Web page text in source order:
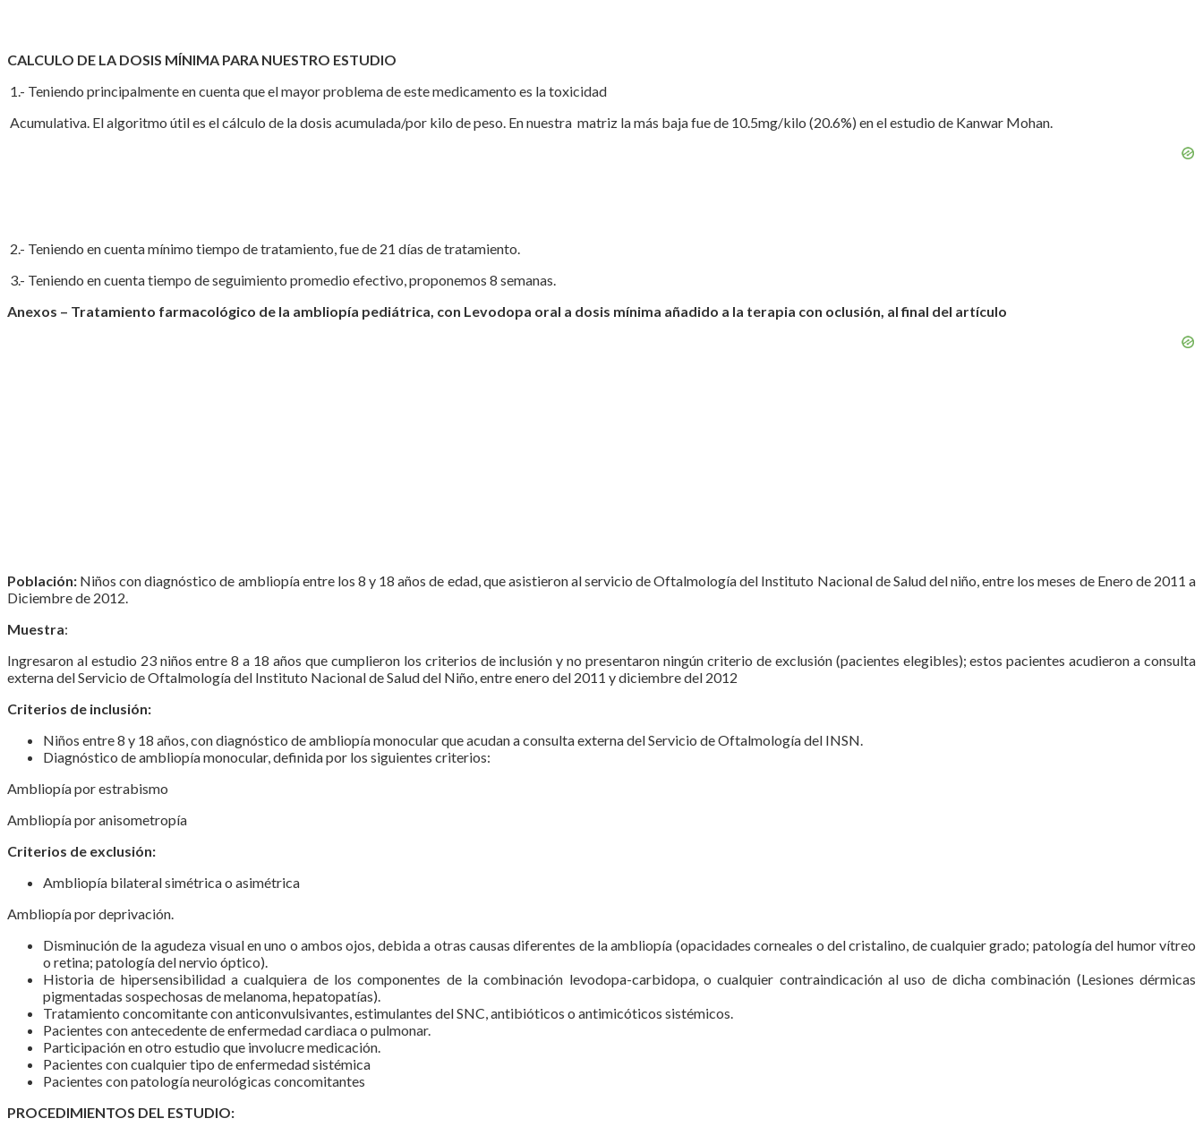
CALCULO DE LA DOSIS MÍNIMA PARA NUESTRO ESTUDIO
1.- Teniendo principalmente en cuenta que el mayor problema de este medicamento es la toxicidad
Acumulativa. El algoritmo útil es el cálculo de la dosis acumulada/por kilo de peso. En nuestra matriz la más baja fue de 10.5mg/kilo (20.6%) en el estudio de Kanwar Mohan.
2.- Teniendo en cuenta mínimo tiempo de tratamiento, fue de 21 días de tratamiento.
3.- Teniendo en cuenta tiempo de seguimiento promedio efectivo, proponemos 8 semanas.
Anexos – Tratamiento farmacológico de la ambliopía pediátrica, con Levodopa oral a dosis mínima añadido a la terapia con oclusión, al final del artículo
Población: Niños con diagnóstico de ambliopía entre los 8 y 18 años de edad, que asistieron al servicio de Oftalmología del Instituto Nacional de Salud del niño, entre los meses de Enero de 2011 a
Diciembre de 2012.
Muestra:
Ingresaron al estudio 23 niños entre 8 a 18 años que cumplieron los criterios de inclusión y no presentaron ningún criterio de exclusión (pacientes elegibles); estos pacientes acudieron a consulta
externa del Servicio de Oftalmología del Instituto Nacional de Salud del Niño, entre enero del 2011 y diciembre del 2012
Criterios de inclusión:
Niños entre 8 y 18 años, con diagnóstico de ambliopía monocular que acudan a consulta externa del Servicio de Oftalmología del INSN.
Diagnóstico de ambliopía monocular, definida por los siguientes criterios:
Ambliopía por estrabismo
Ambliopía por anisometropía
Criterios de exclusión:
Ambliopía bilateral simétrica o asimétrica
Ambliopía por deprivación.
Disminución de la agudeza visual en uno o ambos ojos, debida a otras causas diferentes de la ambliopía (opacidades corneales o del cristalino, de cualquier grado; patología del humor vítreo
o retina; patología del nervio óptico).
Historia de hipersensibilidad a cualquiera de los componentes de la combinación levodopa-carbidopa, o cualquier contraindicación al uso de dicha combinación (Lesiones dérmicas
pigmentadas sospechosas de melanoma, hepatopatías).
Tratamiento concomitante con anticonvulsivantes, estimulantes del SNC, antibióticos o antimicóticos sistémicos.
Pacientes con antecedente de enfermedad cardiaca o pulmonar.
Participación en otro estudio que involucre medicación.
Pacientes con cualquier tipo de enfermedad sistémica
Pacientes con patología neurológicas concomitantes
PROCEDIMIENTOS DEL ESTUDIO: